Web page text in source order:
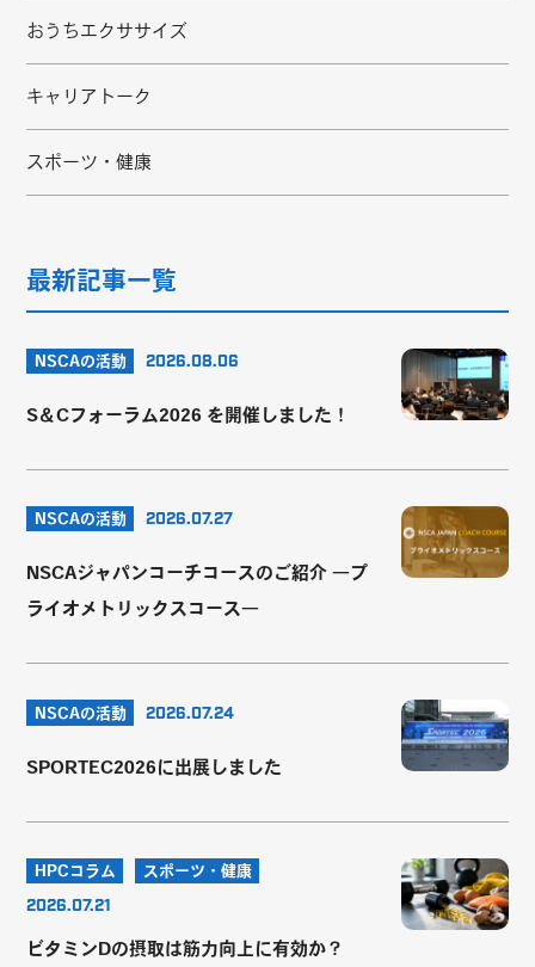
おうちエクササイズ
キャリアトーク
スポーツ・健康
最新記事一覧
NSCAの活動 2026.08.06
S＆Cフォーラム2026 を開催しました！
NSCAの活動 2026.07.27
NSCAジャパンコーチコースのご紹介 ―プ
ライオメトリックスコース―
NSCAの活動 2026.07.24
SPORTEC2026に出展しました
HPCコラム スポーツ・健康
2026.07.21
ビタミンDの摂取は筋力向上に有効か？